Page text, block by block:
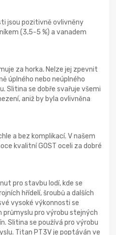
jsou pozitivně ovlivněny
(3,5-5 %) a vanadem
za horka. Nelze jej zpevnit
úplného nebo neúplného
Slitina se dobře svařuje všemi
aniž by byla ovlivněna
a bez komplikací. V našem
kvalitní GOST oceli za dobré
pro stavbu lodí, kde se
hřídelí, šroubů a dalších
vysoké výkonnosti se
pro výrobu stejných
Slitina se používá pro výrobu
Titan PT3V je poptáván ve